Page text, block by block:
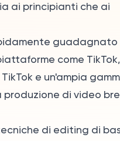
ai principianti che ai
guadagnato
come TikTok,
e un'ampia
produzione di video
di editing di